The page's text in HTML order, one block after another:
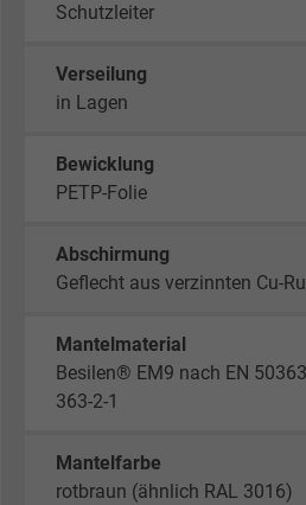
Schutzleiter
Verseilung
in Lagen
Bewicklung
PETP-Folie
Abschirmung
Geflecht aus verzinnten Cu-
Mantelmaterial
Besilen® EM9 nach EN
363-2-1
Mantelfarbe
rotbraun (ähnlich RAL 3016)